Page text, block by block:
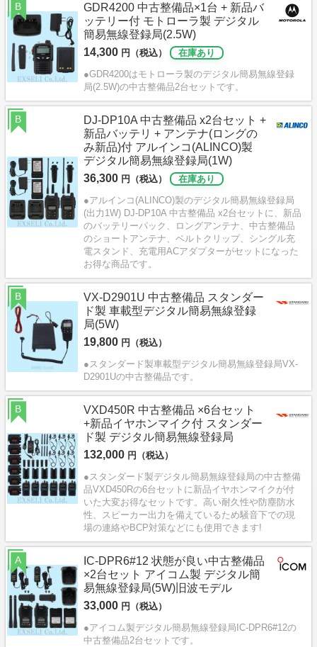
GDR4200 中古整備品×1台 + 新品バ
ッテリー付 モトローラ製 デジタル
簡易無線登録局(2.5W)
14,300 円（税込）
在庫あり
●GDR4200はモトローラ製のデジタル簡易無線登録
局(2.5W)の中古整備品2台セットです。
B
DJ-DP10A 中古整備品 x2台セット +
新品バッテリ + アンテナ(ロングの
み新品)付 アルインコ(ALINCO)製
デジタル簡易無線登録局(1W)
36,300 円（税込）
在庫あり
●アルインコ(ALINCO)製のデジタル簡易無線登録局
(出力1W) DJ-DP10A 中古整備品 x2台セットに、新品
のバッテリーパック、ロングアンテナ、中古整備品
のショートアンテナ、ベルトクリップ、シングル充
電スタンド、充電用ACアダプターがセットになった
お得な商品です。
B
VX-D2901U 中古整備品 スタンダー
ド製 車載型デジタル簡易無線登録
局(5W)
19,800 円（税込）
●スタンダード製車載型デジタル簡易無線登録局VX-
D2901Uの中古整備品です。
B
VXD450R 中古整備品 ×6台セット
+新品イヤホンマイク付 スタンダー
ド製 デジタル簡易無線登録局
132,000 円（税込）
●スタンダード製デジタル簡易無線登録局の中古整備
品VXD450Rの6台セットに新品イヤホンマイクが付
いた大変お得なセットです。高い耐久性や防塵防水
性、スピーカー出力を備えているため騒音下での現
場の連絡やBCP対策などにも使用できます!
B
IC-DPR6#12 状態が良い中古整備品
×2台セット アイコム製 デジタル簡
易無線登録局(5W)旧波モデル
33,000 円（税込）
●アイコム製デジタル簡易無線登録局IC-DPR6#12の
中古整備品2台セットです。
A